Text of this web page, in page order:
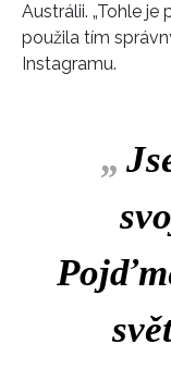
Austrálii. „Tohle
použila tím
Instagramu.
„